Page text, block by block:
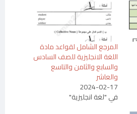
المرجع الشامل لقواعد مادة
اللغة الانجليزية للصف السادس
والسابع والثامن والتاسع
والعاشر
2024-02-17
في "لغة انجليزية"